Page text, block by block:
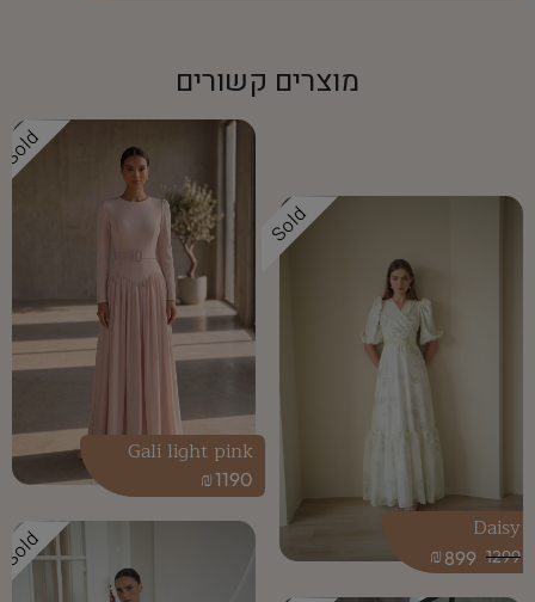
מוצרים קשורים
Sold
1299
899
₪
Daisy
Sold
1190
₪
Gali light pink
Sold